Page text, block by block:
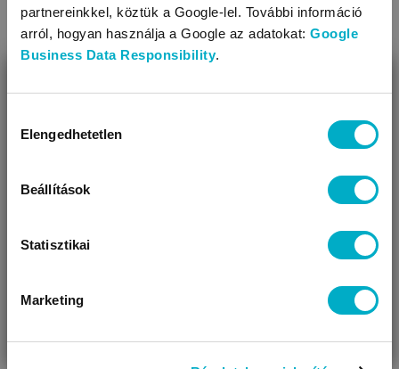
partnereinkkel, köztük a Google-lel. További információ
arról, hogyan használja a Google az adatokat: Google
Business Data Responsibility.
kiválasztása
Elengedhetetlen
Beállítások
Statisztikai
Marketing
Úgy látjuk, most jársz nálunk először!
VÁRANDÓS
AJÁNDÉKOT